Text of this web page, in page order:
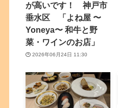
が高いです！ 神戸市
垂水区 「よね屋 〜
Yoneya〜 和牛と野
菜・ワインのお店」
2026年06月24日 11:30